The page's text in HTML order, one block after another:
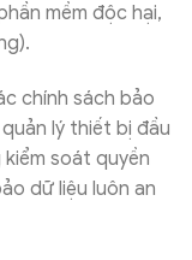
mềm độc hại,
chính sách bảo
lý thiết bị đầu
soát quyền
dữ liệu luôn an